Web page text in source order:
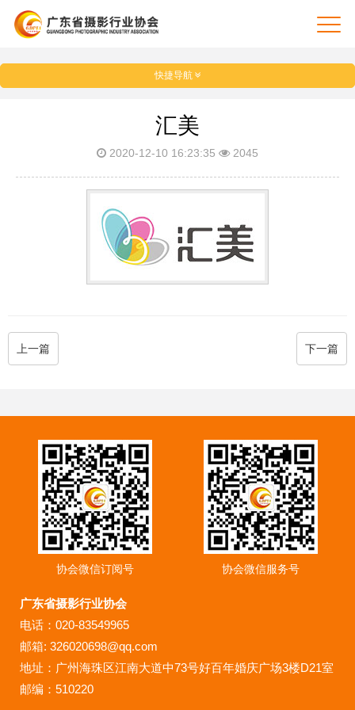
快捷导航
汇美
2020-12-10 16:23:35 2045
上一篇 下一篇
协会微信订阅号 协会微信服务号
广东省摄影行业协会
电话：020-83549965
邮箱: 326020698@qq.com
地址：广州海珠区江南大道中73号好百年婚庆广场3楼D21室
邮编：510220